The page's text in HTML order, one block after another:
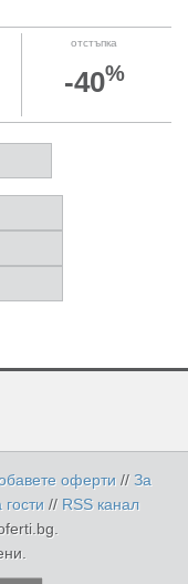
отстъпка
-40%
оферти//За
// RSS канал